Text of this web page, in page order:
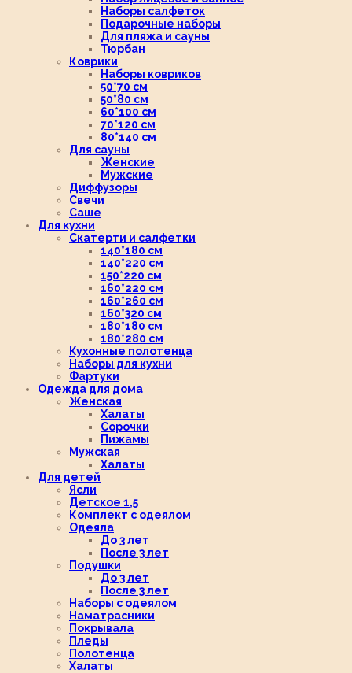
Наборы салфеток
Подарочные наборы
Для пляжа и сауны
Тюрбан
Коврики
Наборы ковриков
50*70 см
50*80 см
60*100 см
70*120 см
80*140 см
Для сауны
Женские
Мужские
Диффузоры
Свечи
Саше
Для кухни
Скатерти и салфетки
140*180 см
140*220 см
150*220 см
160*220 см
160*260 см
160*320 см
180*180 см
180*280 см
Кухонные полотенца
Наборы для кухни
Фартуки
Одежда для дома
Женская
Халаты
Сорочки
Пижамы
Мужская
Халаты
Для детей
Ясли
Детское 1,5
Комплект с одеялом
Одеяла
До 3 лет
После 3 лет
Подушки
До 3 лет
После 3 лет
Наборы с одеялом
Наматрасники
Покрывала
Пледы
Полотенца
Халаты